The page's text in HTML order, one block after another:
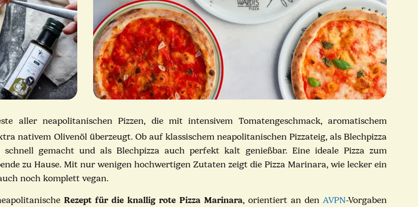
aller neapolitanischen Pizzen, die mit intensivem Tomatengeschmack, aromatischem
nativem Olivenöl überzeugt. Ob auf klassischem neapolitanischen Pizzateig, als Blechpizza
gemacht und als Blechpizza auch perfekt kalt genießbar. Eine ideale Pizza zum
zu Hause. Mit nur wenigen hochwertigen Zutaten zeigt die Pizza Marinara, wie lecker ein
noch komplett vegan.
Rezept für die knallig rote Pizza Marinara, orientiert an den AVPN-Vorgaben